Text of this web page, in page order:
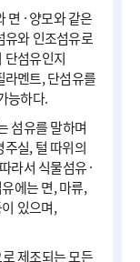
· 양모와 같은
유와 인조섬유로
단섬유인지
멘트, 단섬유를
능하다.
섬유를 말하며
실, 털 따위의
라서 식물섬유 ·
에는 면, 마류,
있으며,
제조되는 모든